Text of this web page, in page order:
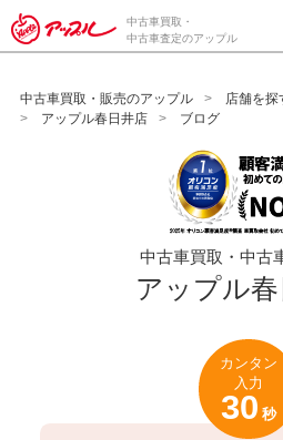
/*ABテスト_新規査定フォームの為
中古車買取・
中古車査定のアップル
中古車買取・販売のアップル 店舗を探
アップル春日井店
ブログ
中古車買取・中古
アップル
カンタン
入力
30 秒